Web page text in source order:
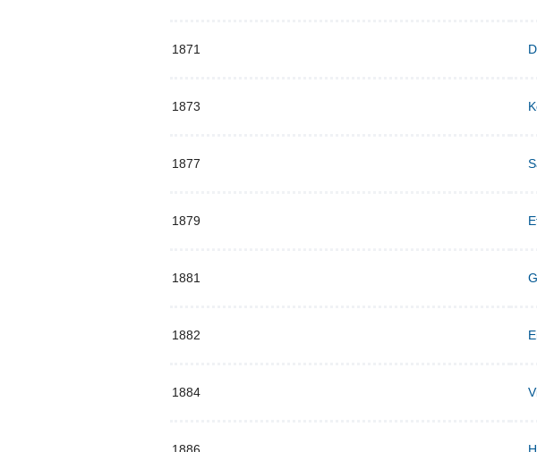
1871
1873
1877
1879
1881
1882
1884
1886